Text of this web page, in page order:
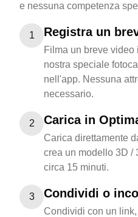
e nessuna competenza
1 Registra un
Filma un breve
nostra speciale
nell'app. Nessuna
necessario.
2 Carica in
Carica direttamente
crea un modello 3D /
circa 15 minuti.
3 Condividi o
Condividi con un